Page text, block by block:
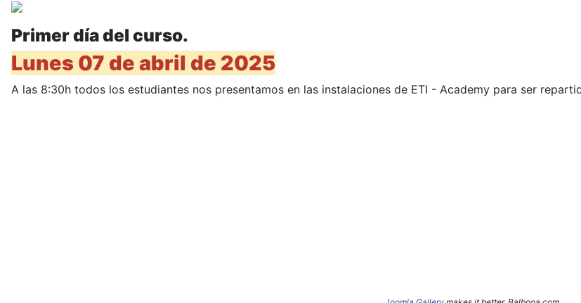
Primer día del curso.
Lunes 07 de abril de 2025
A las 8:30h todos los estudiantes nos presentamos en las instalaciones de ETI - Academy para ser